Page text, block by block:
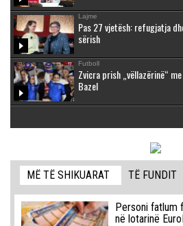
Lajme
Pas 27 vjetësh: refugjatja
sërish
Futboll
Zvicra prish „vëllazërinë“
Bazel
MË TË SHIKUARAT TË FUNDIT
Personi fatlum
në lotarinë